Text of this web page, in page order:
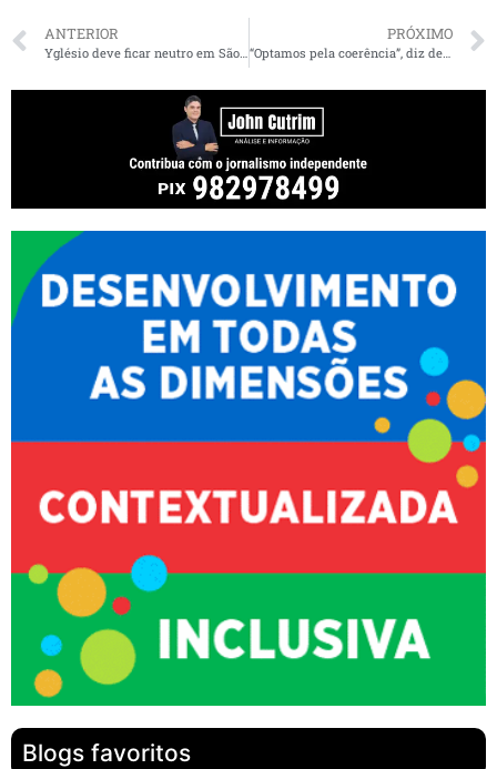
ANTERIOR
Yglésio deve ficar neutro em São Luís
PRÓXIMO
“Optamos pela coerência”, diz deputado Glalbert Cutrim ao apoiar Braide
Blogs favoritos